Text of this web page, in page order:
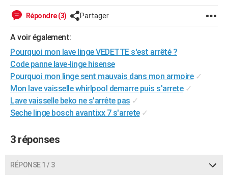
GUIDES D'ACHAT
CARTE DE VOEUX
Carte de Noël
Carte Bonne année
Carte Saint-Valentin
Carte Pâques
Carte d'anniversaire
DICTIONNAIRE
Dictionnaire
Biographies
Citations
Expressions
Proverbes
PROGRAMME TV
COPAINS D'AVANT
AVIS DE DÉCÈS
Répondre (3) Partager
A voir également:
Pourquoi mon lave linge VEDETTE s'est arrêté ?
Code panne lave-linge hisense
Pourquoi mon linge sent mauvais dans mon armoire ✓
Mon lave vaisselle whirlpool demarre puis s'arrete ✓
Lave vaisselle beko ne s'arrête pas ✓
Seche linge bosch avantixx 7 s'arrete ✓
3 réponses
RÉPONSE 1 / 3